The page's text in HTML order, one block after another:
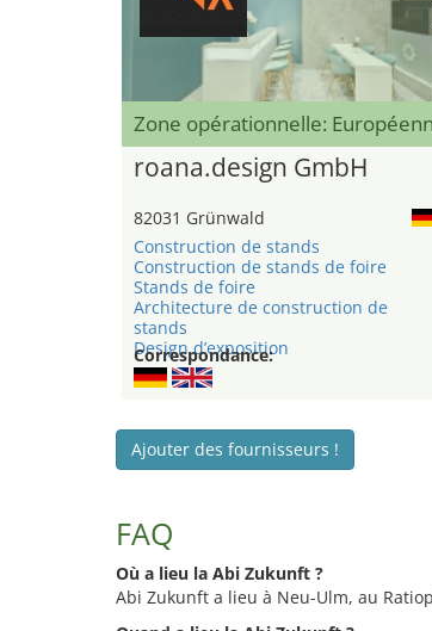
Zone opérationnelle:
roana.design GmbH
82031 Grünwald
Construction de stands
Construction de stands de foire
Stands de foire
Architecture de construction de
stands
Design d’exposition
Correspondance:
Ajouter des fournisseurs !
FAQ
Où a lieu la Abi Zukunft ?
Abi Zukunft a lieu à Neu-Ulm, au